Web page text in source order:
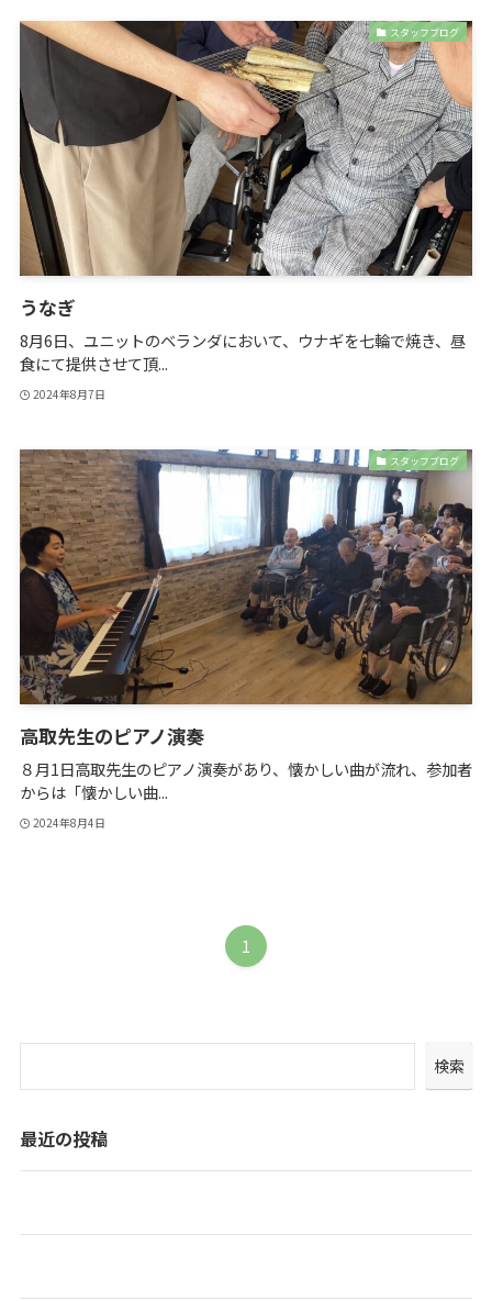
スタッフブログ
うなぎ
8月6日、ユニットのベランダにおいて、ウナギを七輪で焼き、昼
食にて提供させて頂...
2024年8月7日
スタッフブログ
高取先生のピアノ演奏
８月1日高取先生のピアノ演奏があり、懐かしい曲が流れ、参加者
からは「懐かしい曲...
2024年8月4日
1
検索
最近の投稿